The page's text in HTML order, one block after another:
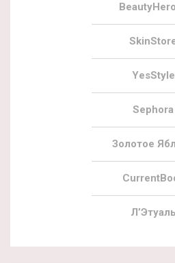
YesStyle
Sephora
Золотое
Л’Этуаль